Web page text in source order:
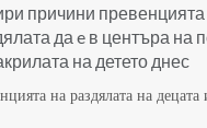
причини превенцията
да e в центъра на
на детето днес
на раздялата на децата